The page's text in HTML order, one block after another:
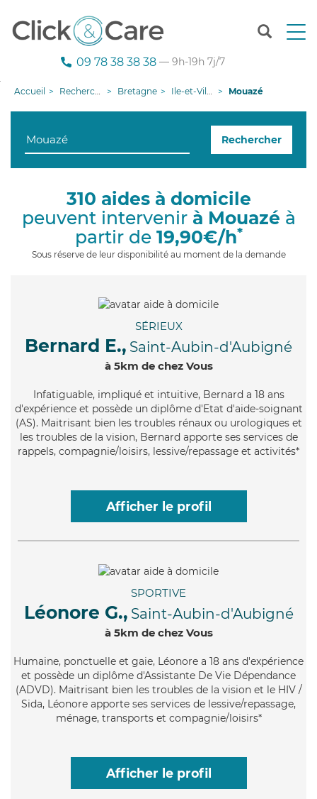
T
n
g
09 78 38 38 38 — 9h-19h 7j/7
Accueil Recherche aide à domicile Bretagne Ile-et-Vilaine Mouazé
Rechercher
310 aides à domicile
peuvent intervenir à Mouazé à
partir de 19,90€/h*
Sous réserve de leur disponibilité au moment de la demande
SÉRIEUX
Bernard E., Saint-Aubin-d'Aubigné
à 5km de chez Vous
Infatiguable, impliqué et intuitive, Bernard a 18 ans
d'expérience et possède un diplôme d'Etat d'aide-soignant
(AS). Maitrisant bien les troubles rénaux ou urologiques et
les troubles de la vision, Bernard apporte ses services de
rappels, compagnie/loisirs, lessive/repassage et activités*
Afficher le profil
SPORTIVE
Léonore G., Saint-Aubin-d'Aubigné
à 5km de chez Vous
Humaine, ponctuelle et gaie, Léonore a 18 ans d'expérience
et possède un diplôme d'Assistante De Vie Dépendance
(ADVD). Maitrisant bien les troubles de la vision et le HIV /
Sida, Léonore apporte ses services de lessive/repassage,
ménage, transports et compagnie/loisirs*
Afficher le profil